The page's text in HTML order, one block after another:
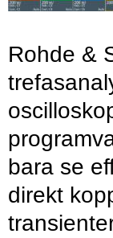
Rohde &
bara se
direkt